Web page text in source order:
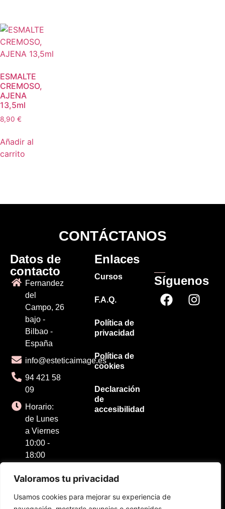
Valoramos tu privacidad
Usamos cookies para mejorar su experiencia de
ESMALTE
CREMOSO,
AJENA
13,5ml
8,90 €
Añadir al
carrito
CONTÁCTANOS
Datos de
contacto
Fernandez
del
Campo, 26
bajo -
Bilbao -
España
info@esteticaimage.es
94 421 58
09
Horario:
de Lunes
a Viernes
10:00 -
18:00
Enlaces
Cursos
F.A.Q.
Política de
privacidad
Política de
cookies
Declaración
de
accesibilidad
Síguenos